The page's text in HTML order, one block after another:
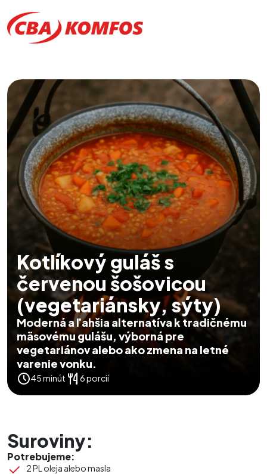
Kotlíkový guláš s
červenou šošovicou
(vegetariánsky, sýty)
Moderná a ľahšia alternatíva k tradičnému
mäsovému gulášu, výborná pre
vegetariánov alebo ako zmena na letné
varenie vonku.
45 minút 6 porcií
Suroviny:
Potrebujeme:
2 PL oleja alebo masla